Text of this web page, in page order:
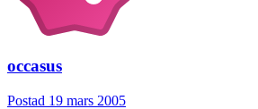
occasus
Postad 19 mars 2005